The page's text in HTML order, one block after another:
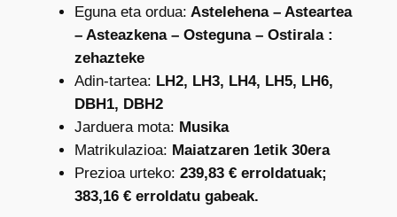
Eguna eta ordua: Astelehena – Asteartea
– Asteazkena – Osteguna – Ostirala :
zehazteke
Adin-tartea: LH2, LH3, LH4, LH5, LH6,
DBH1, DBH2
Jarduera mota: Musika
Matrikulazioa: Maiatzaren 1etik 30era
Prezioa urteko: 239,83 € erroldatuak;
383,16 € erroldatu gabeak.